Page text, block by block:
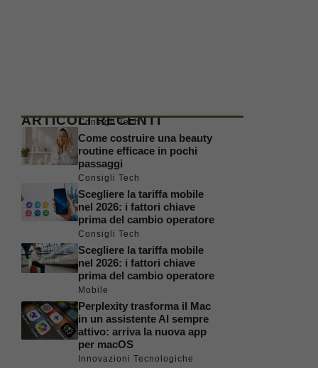
ARTICOLI RECENTI
Consigli Tech
Come costruire una beauty
routine efficace in pochi
passaggi
Consigli Tech
Scegliere la tariffa mobile
nel 2026: i fattori chiave
prima del cambio operatore
Consigli Tech
Scegliere la tariffa mobile
nel 2026: i fattori chiave
prima del cambio operatore
Mobile
Perplexity trasforma il Mac
in un assistente AI sempre
attivo: arriva la nuova app
per macOS
Innovazioni Tecnologiche